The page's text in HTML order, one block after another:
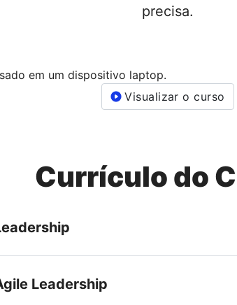
precisa.
Visualizar o curso
Currículo do
Leadership